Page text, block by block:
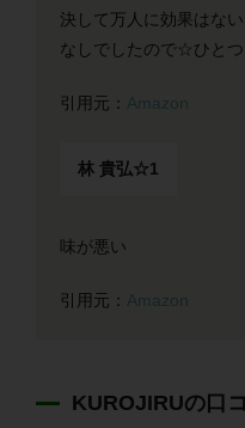
決して万人に効果はな
なしでしたので☆ひとつ
引用元： Amazon
林 貴弘☆1
味が悪い
引用元： Amazon
KUROJIRUの口